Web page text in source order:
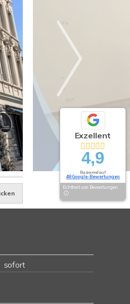
sofort
Exzellent
4,9
Basierend auf
48 Google-Bewertungen
Echtheit von Bewertungen